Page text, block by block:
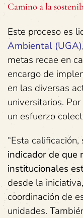
Camino a la
Este proceso es
Ambiental (UGA)
metas recae en
encargo de
en las diversas
universitarios.
un esfuerzo
“Esta calificación,
indicador de que
institucionales
desde la
coordinación de
unidades.